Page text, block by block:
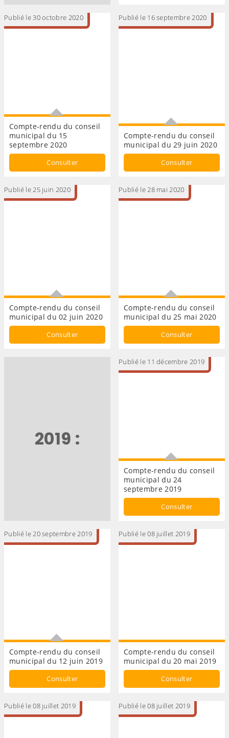
Publié le 30 octobre 2020
Compte-rendu du conseil
municipal du 15
septembre 2020
Conseil municipal
Consulter
Publié le 16 septembre 2020
Compte-rendu du conseil
municipal du 29 juin 2020
CONSEIL MUNICIPAL
Consulter
Publié le 25 juin 2020
Compte-rendu du conseil
municipal du 02 juin 2020
CONSEIL MUNICIPAL
Consulter
Publié le 28 mai 2020
Compte-rendu du conseil
municipal du 25 mai 2020
Conseil municipal
Consulter
2019 :
Publié le 11 décembre 2019
Compte-rendu du conseil
municipal du 24
septembre 2019
Conseil municipal
Consulter
Publié le 20 septembre 2019
Compte-rendu du conseil
municipal du 12 juin 2019
CONSEIL MUNICIPAL
Consulter
Publié le 08 juillet 2019
Compte-rendu du conseil
municipal du 20 mai 2019
Consulter
Publié le 08 juillet 2019 Publié le 08 juillet 2019